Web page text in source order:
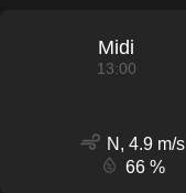
Midi
13:00
N, 4.9 m/s
66 %